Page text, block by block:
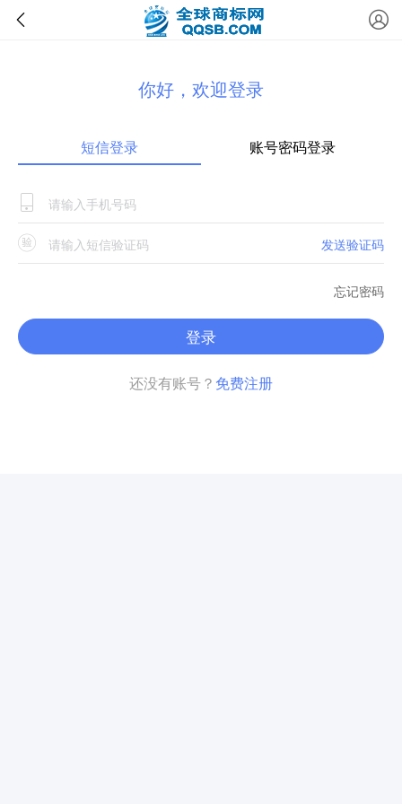
你好，欢迎登录
短信登录 账号密码登录
发送验证码
忘记密码
登录
还没有账号？ 免费注册